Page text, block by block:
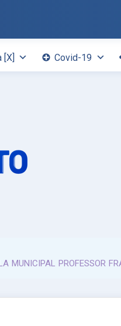
[X] Covid-19
MUNICIPAL PROFESSOR